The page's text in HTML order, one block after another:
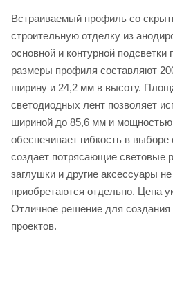
Встраиваемый профиль со
строительную отделку из
основной и контурной
размеры профиля составляют
ширину и 24,2 мм в высоту.
светодиодных лент позволяет
шириной до 85,6 мм и
обеспечивает гибкость в
создает потрясающие световые
заглушки и другие аксессуары
приобретаются отдельно. Цена
Отличное решение для
проектов.